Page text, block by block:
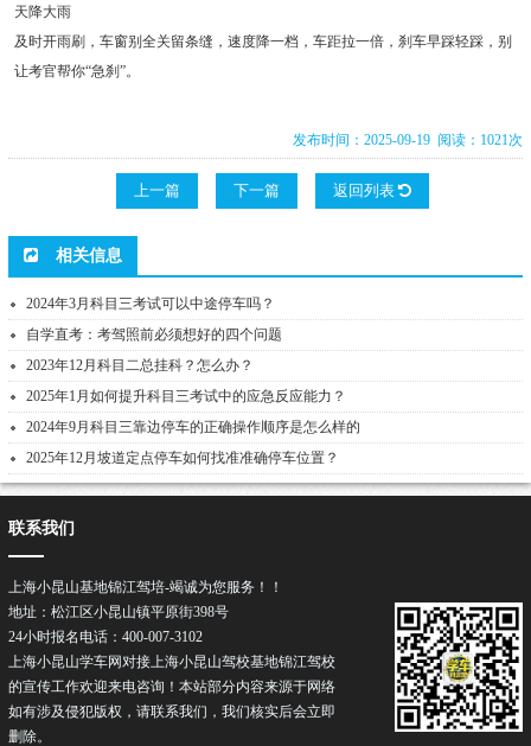
天降大雨
及时开雨刷，车窗别全关留条缝，速度降一档，车距拉一倍，刹车早踩轻踩，别
让考官帮你“急刹”。
发布时间：2025-09-19 阅读：1021次
上一篇 下一篇 返回列表
相关信息
2024年3月科目三考试可以中途停车吗？
自学直考：考驾照前必须想好的四个问题
2023年12月科目二总挂科？怎么办？
2025年1月如何提升科目三考试中的应急反应能力？
2024年9月科目三靠边停车的正确操作顺序是怎么样的
2025年12月坡道定点停车如何找准准确停车位置？
联系我们
上海小昆山基地锦江驾培-竭诚为您服务！！
地址：松江区小昆山镇平原街398号
24小时报名电话：400-007-3102
上海小昆山学车网对接上海小昆山驾校基地锦江驾校
的宣传工作欢迎来电咨询！本站部分内容来源于网络
如有涉及侵犯版权，请联系我们，我们核实后会立即
删除。